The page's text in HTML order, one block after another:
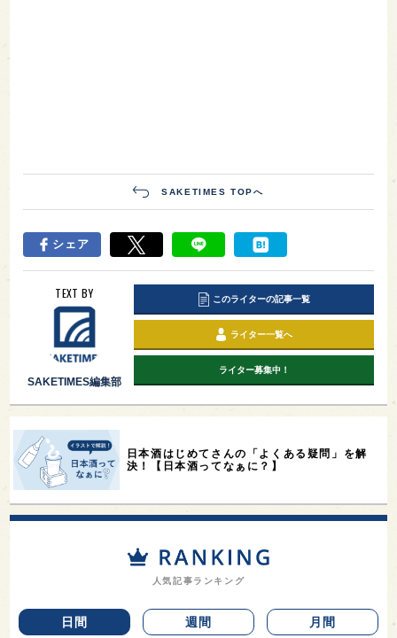
SAKETIMES TOPへ
シェア
TEXT BY
SAKETIMES編集部
このライターの記事一覧
ライター一覧へ
ライター募集中！
日本酒はじめてさんの「よくある疑問」を解
決！【日本酒ってなぁに？】
人気記事ランキング
日間 週間 月間